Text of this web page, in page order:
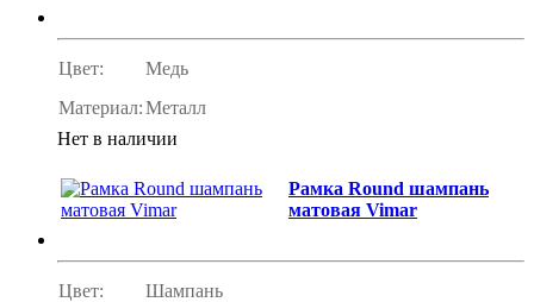
Цвет:
Медь
Материал:Металл
Нет в наличии
Рамка Round шампань
матовая Vimar
Цвет: Шампань